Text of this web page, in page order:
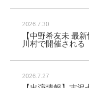
2026.7.30
【中野希友未 最
川村で開催される
2026.7.27